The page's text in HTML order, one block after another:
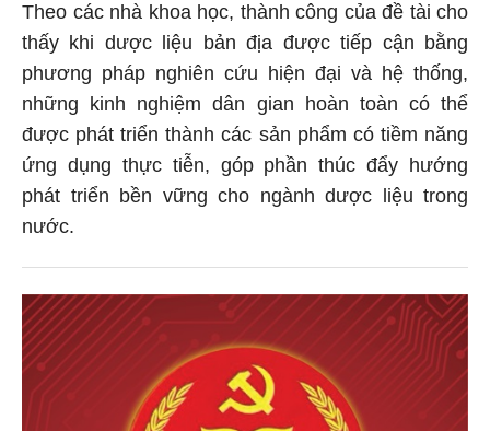
Theo các nhà khoa học, thành công của đề tài cho
thấy khi dược liệu bản địa được tiếp cận bằng
phương pháp nghiên cứu hiện đại và hệ thống,
những kinh nghiệm dân gian hoàn toàn có thể
được phát triển thành các sản phẩm có tiềm năng
ứng dụng thực tiễn, góp phần thúc đẩy hướng
phát triển bền vững cho ngành dược liệu trong
nước.